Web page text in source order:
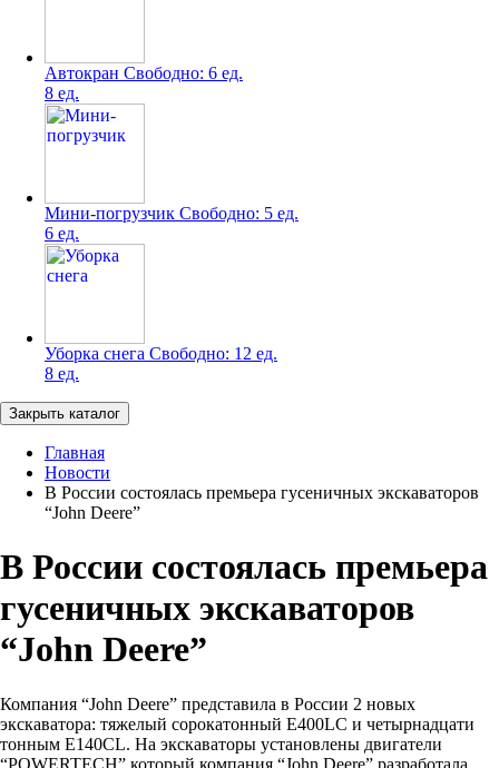
Автокран Свободно: 6 ед.
8 ед.
Мини-погрузчик Свободно: 5 ед.
6 ед.
Уборка снега Свободно: 12 ед.
8 ед.
Закрыть каталог
Главная
Новости
В России состоялась премьера гусеничных экскаваторов
“John Deere”
В России состоялась премьера
гусеничных экскаваторов
“John Deere”
Компания “John Deere” представила в России 2 новых
экскаватора: тяжелый сорокатонный E400LC и четырнадцати
тонным E140CL. На экскаваторы установлены двигатели
“POWERTECH” который компания “John Deere” разработала